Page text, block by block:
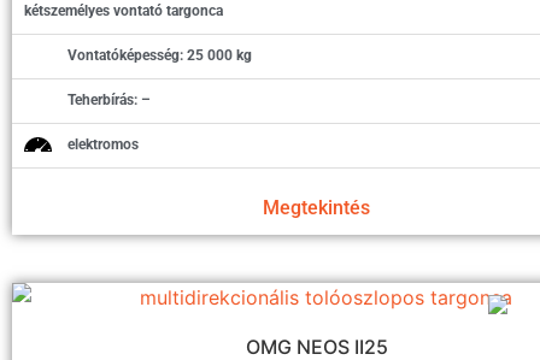
kétszemélyes vontató targonca
Vontatóképesség: 25 000 kg
Teherbírás: –
elektromos
Megtekintés
OMG NEOS II25